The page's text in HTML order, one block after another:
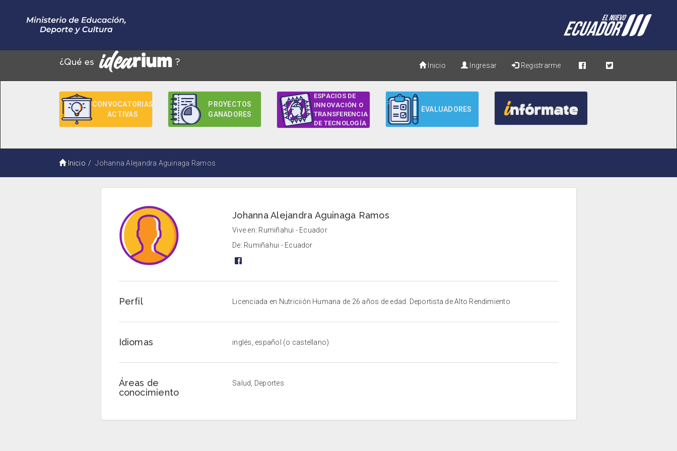
Inicio Ingresar Registrarme
CONVOCATORIAS
ACTIVAS
PROYECTOS
GANADORES
ESPACIOS DE
INNOVACIÓN O
TRANSFERENCIA
DE TECNOLOGÍA
EVALUADORES
Inicio Johanna Alejandra Aguinaga Ramos
Johanna Alejandra Aguinaga Ramos
Vive en: Rumiñahui - Ecuador
De: Rumiñahui - Ecuador
Perfil Licenciada en Nutriciión Humana de 26 años de edad. Deportista de Alto Rendimiento
Idiomas inglés, español (o castellano)
Áreas de
conocimiento
Salud, Deportes